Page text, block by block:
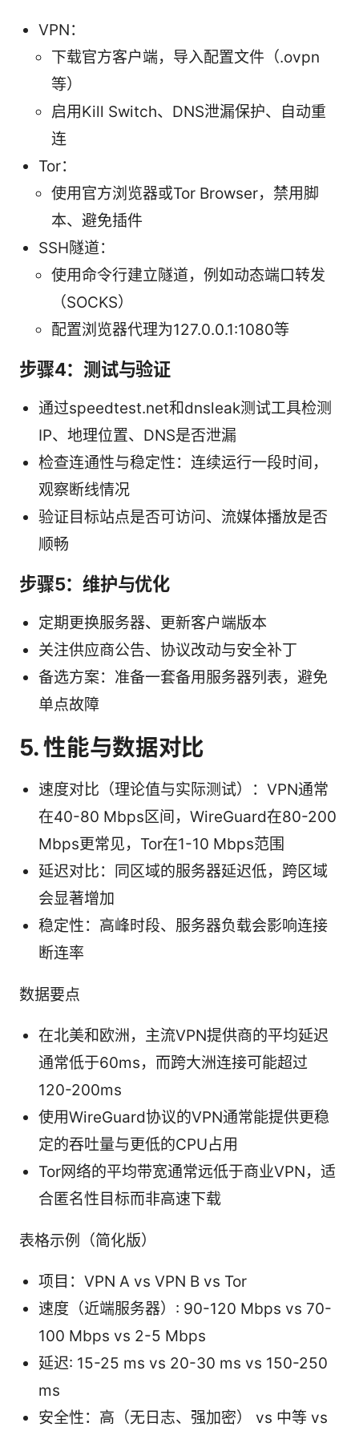
VPN：
下载官方客户端，导入配置文件（.ovpn
等）
启用Kill Switch、DNS泄漏保护、自动重
连
Tor：
使用官方浏览器或Tor Browser，禁用脚
本、避免插件
SSH隧道：
使用命令行建立隧道，例如动态端口转发
（SOCKS）
配置浏览器代理为127.0.0.1:1080等
步骤4：测试与验证
通过speedtest.net和dnsleak测试工具检测
IP、地理位置、DNS是否泄漏
检查连通性与稳定性：连续运行一段时间，
观察断线情况
验证目标站点是否可访问、流媒体播放是否
顺畅
步骤5：维护与优化
定期更换服务器、更新客户端版本
关注供应商公告、协议改动与安全补丁
备选方案：准备一套备用服务器列表，避免
单点故障
5. 性能与数据对比
速度对比（理论值与实际测试）：VPN通常
在40-80 Mbps区间，WireGuard在80-200
Mbps更常见，Tor在1-10 Mbps范围
延迟对比：同区域的服务器延迟低，跨区域
会显著增加
稳定性：高峰时段、服务器负载会影响连接
断连率
数据要点
在北美和欧洲，主流VPN提供商的平均延迟
通常低于60ms，而跨大洲连接可能超过
120-200ms
使用WireGuard协议的VPN通常能提供更稳
定的吞吐量与更低的CPU占用
Tor网络的平均带宽通常远低于商业VPN，适
合匿名性目标而非高速下载
表格示例（简化版）
项目：VPN A vs VPN B vs Tor
速度（近端服务器）: 90-120 Mbps vs 70-
100 Mbps vs 2-5 Mbps
延迟: 15-25 ms vs 20-30 ms vs 150-250
ms
安全性：高（无日志、强加密） vs 中等 vs